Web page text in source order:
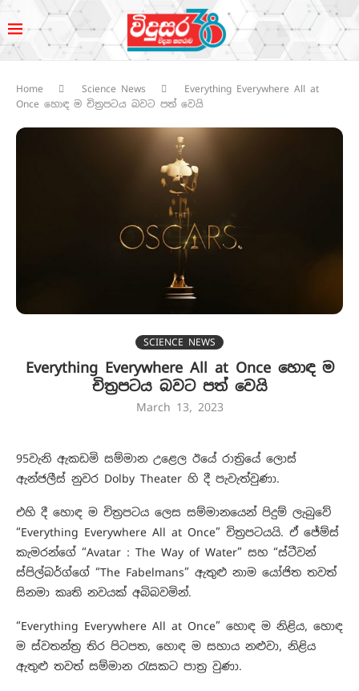
Home Science News
Everything Everywhere All at
Once හොඳ ම චිත්‍රපටය බවට පත් වෙයි
SCIENCE NEWS
Everything Everywhere All at Once හොඳ ම
චිත්‍රපටය බවට පත් වෙයි
March 13, 2023
95වැනි ඇකඩමි සම්මාන ⁣උළෙල ඊයේ රාත්‍රියේ ලොස්
ඇන්ජලීස් නුවර Dolby Theater හි දී පැවැත්වුණා.
එහි දී හොඳ ම චිත්‍රපටය ලෙස සම්මානයෙන් පිදුම් ලැබුවේ
“Everything Everywhere All at Once” චිත්‍රපටයයි. ඒ ජේම්ස්
කැමරන්ගේ “Avatar : The Way of Water” සහ “ස්ටීවන්
ස්පිල්බර්⁣ග්ගේ “The Fabelmans” ඇතුළු නාම යෝජිත තවත්
සිනමා කෘති නවයක් අබිබවමින්.
“Everything Everywhere All at Once” හොඳ ම නිළිය, හොඳ
ම ස්වතන්ත්‍ර තිර පිටපත, හොඳ ම සහාය නළුවා, නිළිය
ඇතුළු තවත් සම්මාන රැසකට පාත්‍ර වුණා.